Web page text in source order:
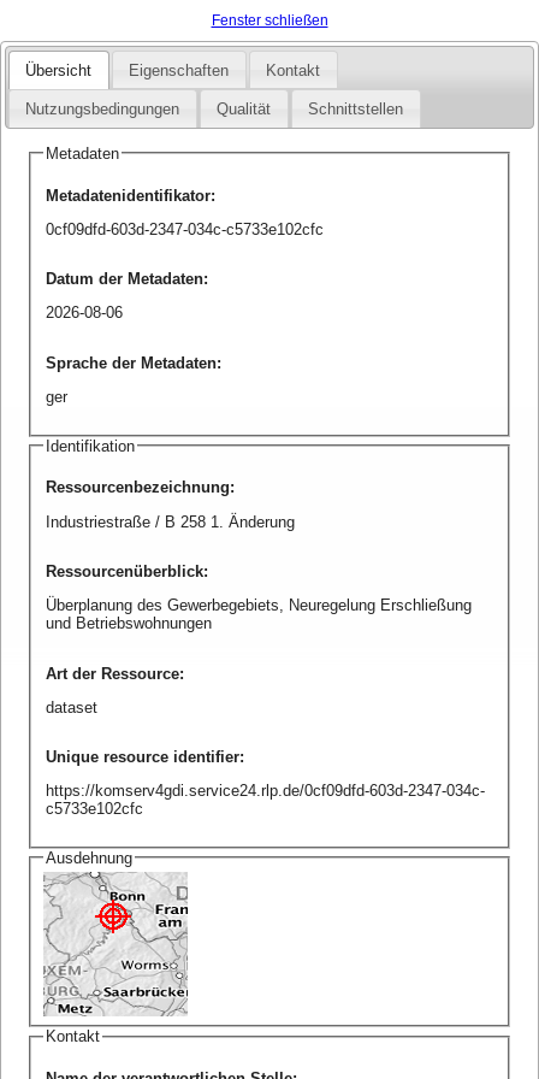
Fenster schließen
Übersicht Eigenschaften Kontakt
Nutzungsbedingungen Qualität Schnittstellen
Metadaten
Metadatenidentifikator:
0cf09dfd-603d-2347-034c-c5733e102cfc
Datum der Metadaten:
2026-08-06
Sprache der Metadaten:
ger
Identifikation
Ressourcenbezeichnung:
Industriestraße / B 258 1. Änderung
Ressourcenüberblick:
Überplanung des Gewerbegebiets, Neuregelung Erschließung
und Betriebswohnungen
Art der Ressource:
dataset
Unique resource identifier:
https://komserv4gdi.service24.rlp.de/0cf09dfd-603d-2347-034c-
c5733e102cfc
Ausdehnung
Kontakt